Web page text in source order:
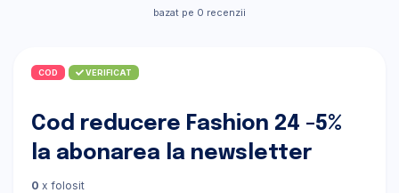
bazat pe 0 recenzii
COD VERIFICAT
Cod reducere Fashion 24 -5%
la abonarea la newsletter
0 x folosit